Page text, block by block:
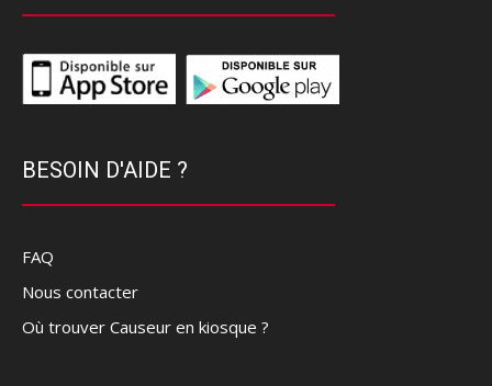
BESOIN D'AIDE ?
FAQ
Nous contacter
Où trouver Causeur en kiosque ?